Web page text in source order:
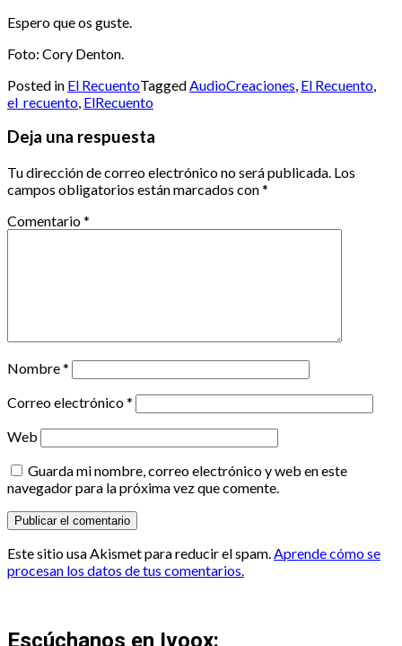
Espero que os guste.
Foto: Cory Denton.
Posted in El RecuentoTagged AudioCreaciones El Recuento
el_recuento ElRecuento
Deja una respuesta
Tu dirección de correo electrónico no será publicada. Los
campos obligatorios están marcados con*
Comentario*
Nombre*
Correo electrónico*
Web
Guarda mi nombre, correo electrónico y web en este
navegador para la próxima vez que comente.
Este sitio usa Akismet para reducir el spam.Aprende cómo se
procesan los datos de tus comentarios.
Escúchanos en Ivoox: